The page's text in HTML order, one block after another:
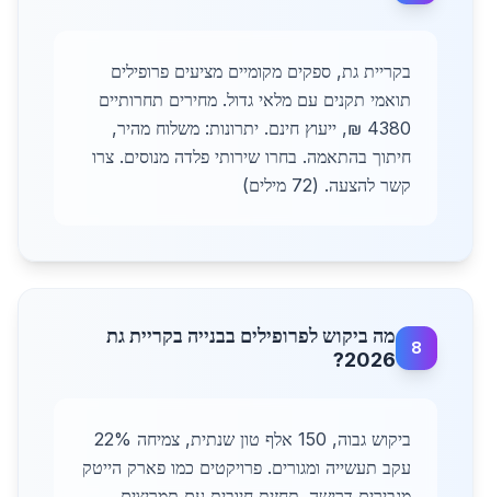
בקריית גת, ספקים מקומיים מציעים פרופילים
תואמי תקנים עם מלאי גדול. מחירים תחרותיים
4380 ₪, ייעוץ חינם. יתרונות: משלוח מהיר,
חיתוך בהתאמה. בחרו שירותי פלדה מנוסים. צרו
קשר להצעה. (72 מילים)
8
מה ביקוש לפרופילים בבנייה בקריית גת
2026?
ביקוש גבוה, 150 אלף טון שנתית, צמיחה 22%
עקב תעשייה ומגורים. פרויקטים כמו פארק הייטק